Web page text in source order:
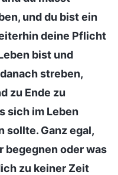
und du bist ein
deine Pflicht
bist und
streben,
zu Ende zu
sich im Leben
sollte. Ganz egal,
begegnen oder was
zu keiner Zeit